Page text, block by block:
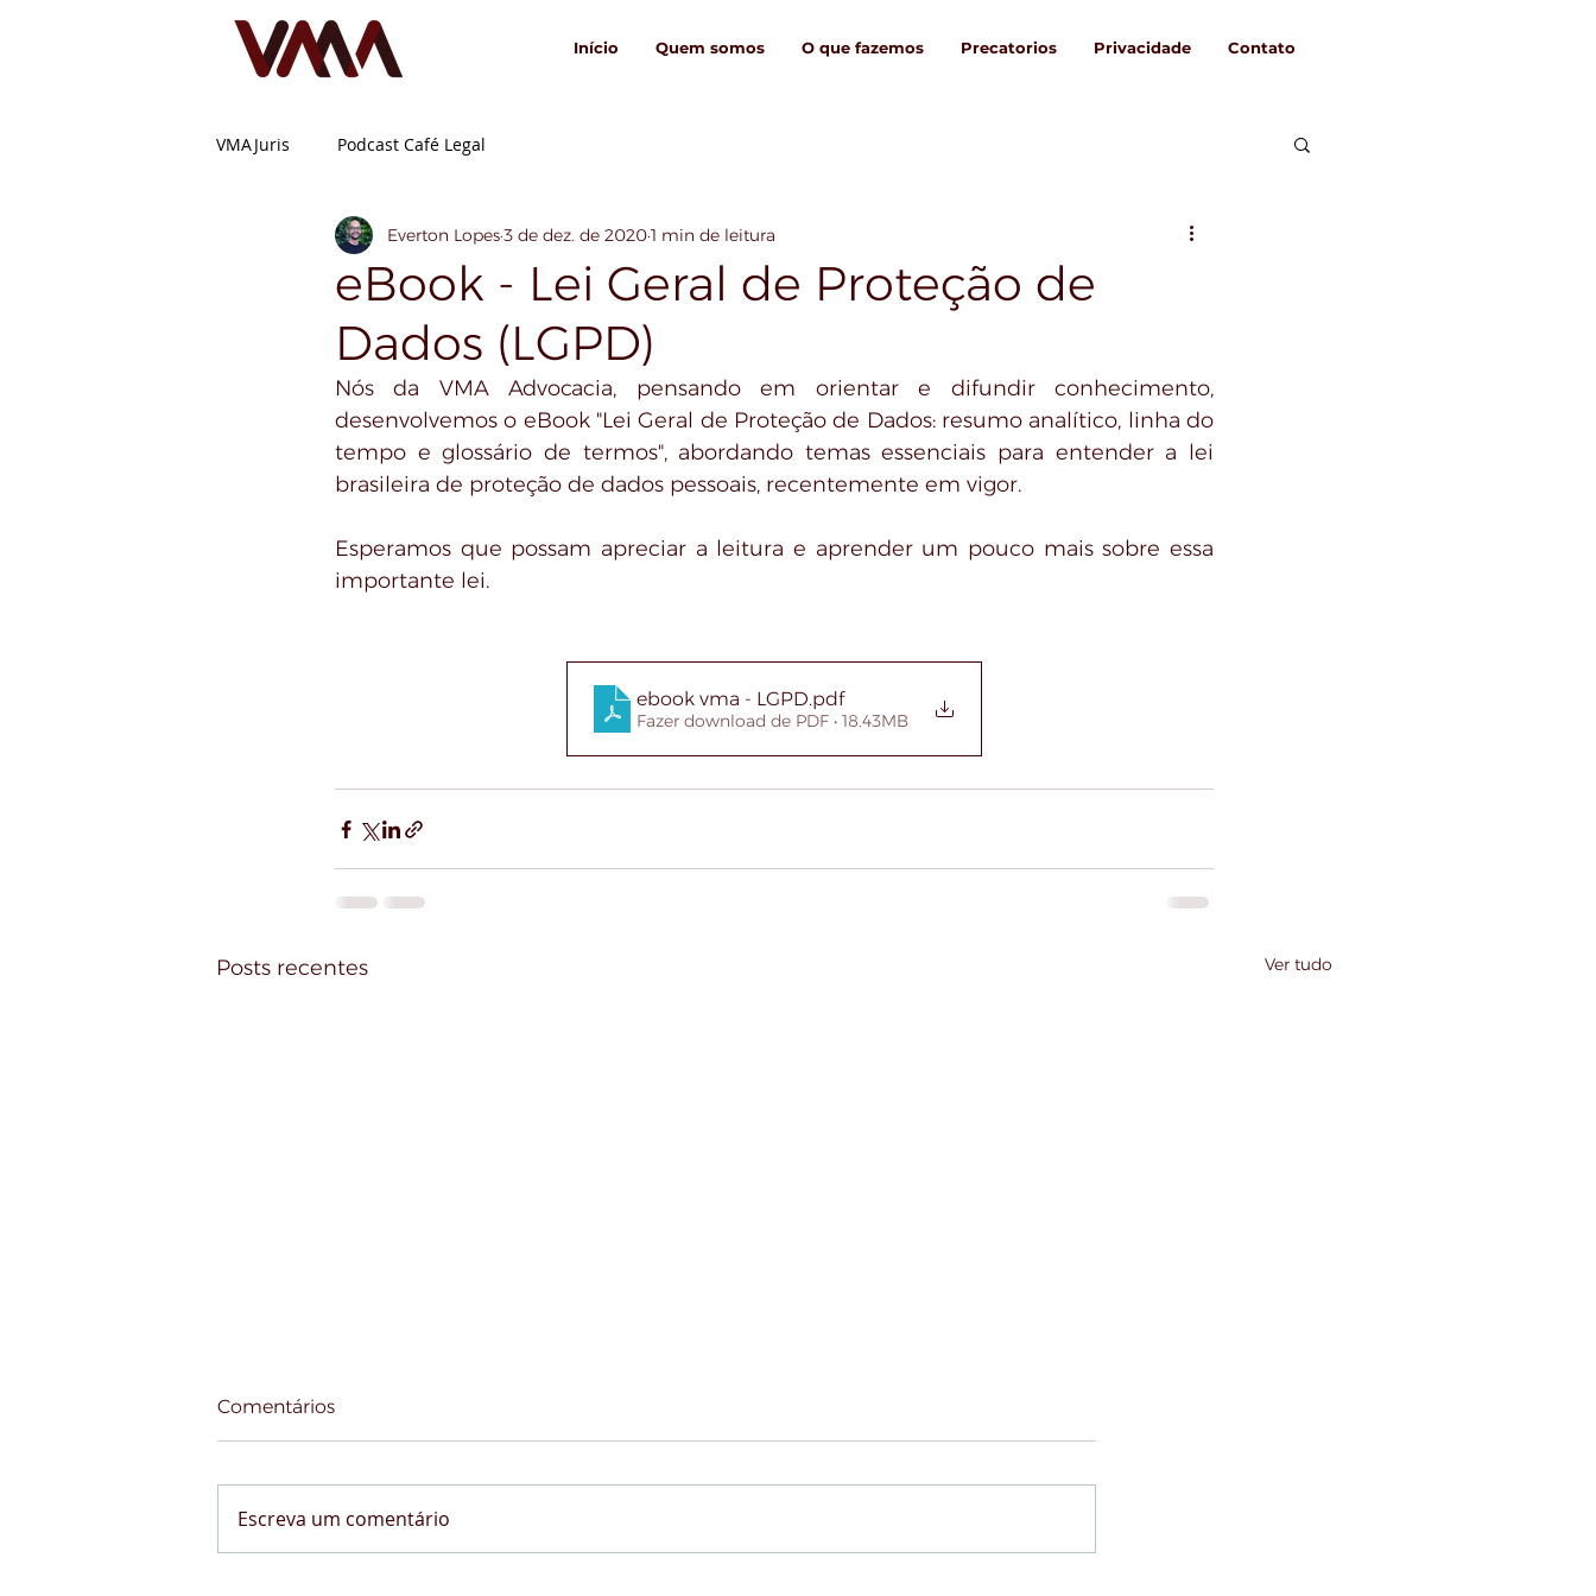
Início Quem somos O que fazemos Precatorios Privacidade Contato
VMAJuris Podcast Café Legal
eBook - Lei Geral de Proteção de
Dados (LGPD)
Everton Lopes3 de dez. de 20201 min de leitura
Nós da VMA Advocacia, pensando em orientar e difundir conhecimento,
desenvolvemos o eBook "Lei Geral de Proteção de Dados: resumo analítico, linha do
tempo e glossário de termos", abordando temas essenciais para entender a lei
brasileira de proteção de dados pessoais, recentemente em vigor.
Esperamos que possam apreciar a leitura e aprender um pouco mais sobre essa
importante lei.
ebook vma - LGPD.pdf
Fazer download de PDF • 18.43MB
Posts recentes Ver tudo
Comentários
Escreva um comentário